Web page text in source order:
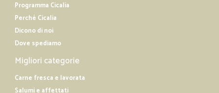
Programma Cicalia
Perché Cicalia
Dicono di noi
Dove spediamo
Migliori categorie
Carne fresca e lavorata
Salumi e affettati